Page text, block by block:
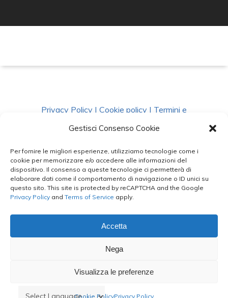
Gestisci Consenso Cookie
Per fornire le migliori esperienze, utilizziamo tecnologie come i
cookie per memorizzare e/o accedere alle informazioni del
dispositivo. Il consenso a queste tecnologie ci permetterà di
elaborare dati come il comportamento di navigazione o ID unici su
questo sito. This site is protected by reCAPTCHA and the Google
Privacy Policy and Terms of Service apply.
Accetta
Nega
Visualizza le preferenze
Cookie PolicyPrivacy Policy
Privacy Policy | Cookie policy | Termini e
Condizioni|Richiedi Dati
facebook instagram whatsappphone
email
Le Bontà del Capo ©